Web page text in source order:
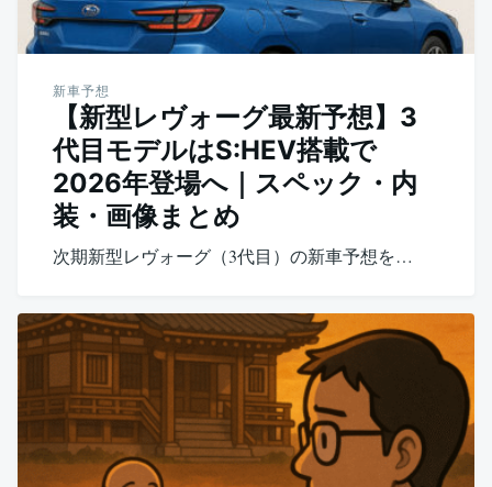
新車予想
【新型レヴォーグ最新予想】3
代目モデルはS:HEV搭載で
2026年登場へ｜スペック・内
装・画像まとめ
次期新型レヴォーグ（3代目）の新車予想を…